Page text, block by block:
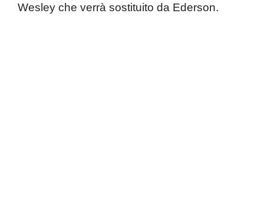
Wesley che verrà sostituito da Ederson.